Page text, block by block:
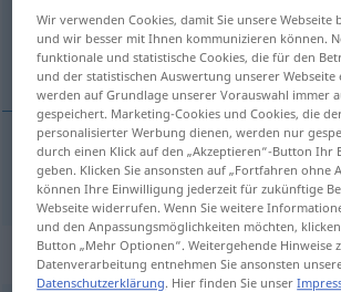
(Für mehr Details die Übersetzung anklicken/
og
und
Beispielsätze für "und"
Wir verwenden Cookies, damit Sie unsere Webseite
und wir besser mit Ihnen kommunizieren können.
funktionale und statistische Cookies, die für den
und der statistischen Auswertung unserer
werden auf Grundlage unserer Vorauswahl immer
gespeichert. Marketing-Cookies und Cookies, die
personalisierter Werbung dienen, werden nur
durch einen Klick auf den „Akzeptieren“-Button Ihr
geben. Klicken Sie ansonsten auf „Fortfahren ohne
können Ihre Einwilligung jederzeit für zukünftige
Webseite widerrufen. Wenn Sie weitere
und den Anpassungsmöglichkeiten möchten,
Button „Mehr Optionen“. Weitergehende Hinweise
Datenverarbeitung entnehmen Sie ansonsten
Datenschutzerklärung. Hier finden Sie unser